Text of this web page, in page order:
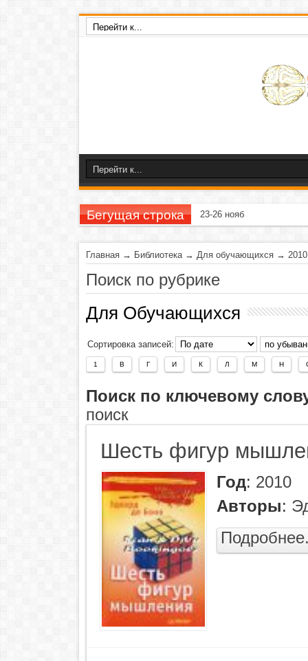
Бегущая строка 23-26 ноября 2020 г
Главная → Библиотека→ Для обучающихся → 2010
Поиск по рубрике
Для Обучающихся
Сортировка записей:
1 В Г И К Л М Н
Поиск по ключевому
поиск
Шесть фигур
Год: 2010
Авторы: